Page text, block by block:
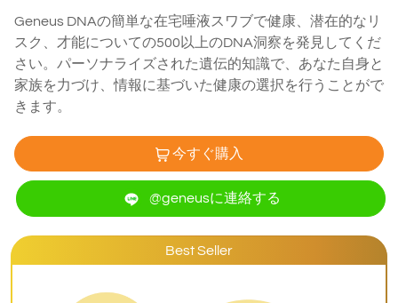
Geneus DNAの簡単な在宅唾液スワブで健康、潜在的なリ
スク、才能についての500以上のDNA洞察を発見してくだ
さい。パーソナライズされた遺伝的知識で、あなた自身と
家族を力づけ、情報に基づいた健康の選択を行うことがで
きます。
今すぐ購入
@geneusに連絡する
Best Seller